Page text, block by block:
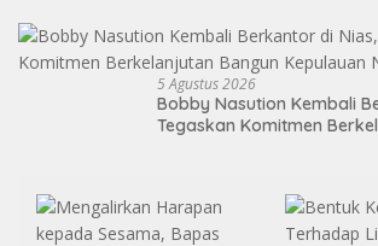
5 Agustus 2026
Bobby Nasution Kembali
Tegaskan Komitmen